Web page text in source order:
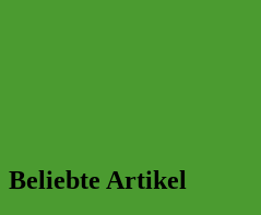
Beliebte Artikel